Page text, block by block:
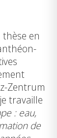
thèse en
Zentrum
travaille
: eau,
de